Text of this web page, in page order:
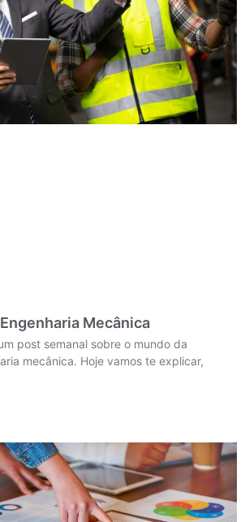
Mecânica
post semanal sobre o mundo da
mecânica. Hoje vamos te explicar,